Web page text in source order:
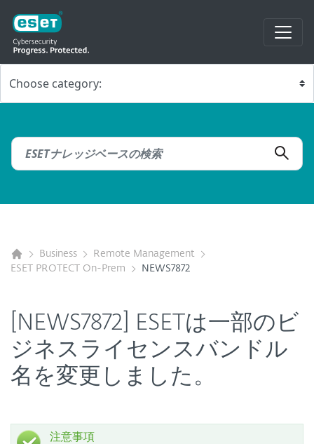
Business
Remote Management
ESET PROTECT On-Prem
NEWS7872
[NEWS7872] ESETは一部のビ
ジネスライセンスバンドル
名を変更しました。
注意事項